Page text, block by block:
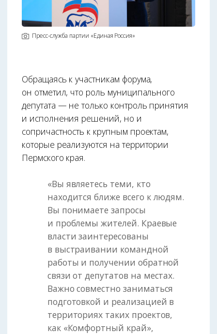
Пресс-служба партии «Единая Россия»
Обращаясь к участникам форума,
он отметил, что роль муниципального
депутата — не только контроль принятия
и исполнения решений, но и
сопричастность к крупным проектам,
которые реализуются на территории
Пермского края.
«Вы являетесь теми, кто
находится ближе всего к людям.
Вы понимаете запросы
и проблемы жителей. Краевые
власти заинтересованы
в выстраивании командной
работы и получении обратной
связи от депутатов на местах.
Важно совместно заниматься
подготовкой и реализацией в
территориях таких проектов,
как «Комфортный край»,